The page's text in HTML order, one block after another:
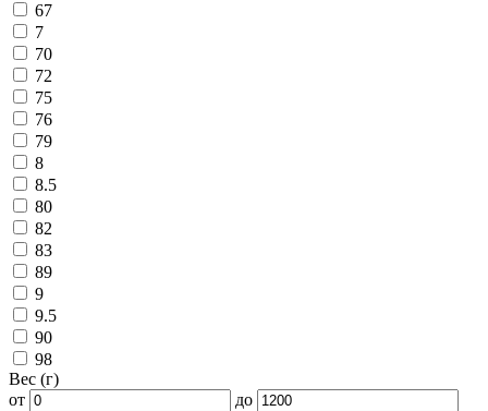
67
7
70
72
75
76
79
8
8.5
80
82
83
89
9
9.5
90
98
Вес (г)
от
до